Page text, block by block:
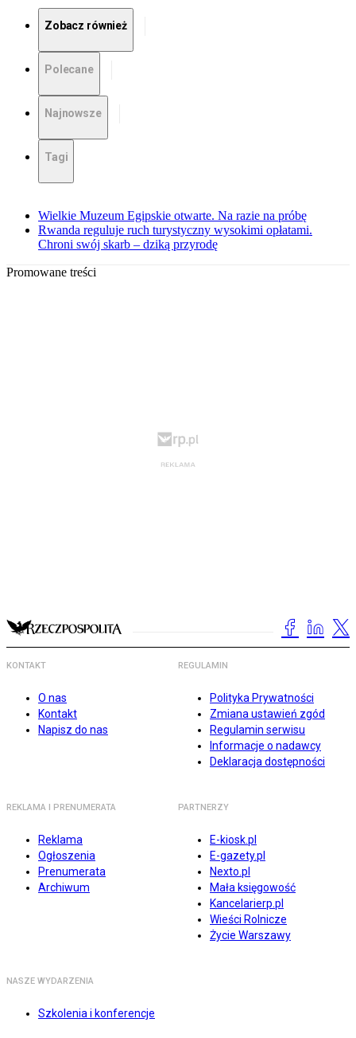
Zobacz również
Polecane
Najnowsze
Tagi
Wielkie Muzeum Egipskie otwarte. Na razie na próbę
Rwanda reguluje ruch turystyczny wysokimi opłatami.
Chroni swój skarb – dziką przyrodę
Promowane treści
KONTAKT
O nas
Kontakt
Napisz do nas
REGULAMIN
Polityka Prywatności
Zmiana ustawień zgód
Regulamin serwisu
Informacje o nadawcy
Deklaracja dostępności
REKLAMA I PRENUMERATA
Reklama
Ogłoszenia
Prenumerata
Archiwum
PARTNERZY
E-kiosk.pl
E-gazety.pl
Nexto.pl
Mała księgowość
Kancelarierp.pl
Wieści Rolnicze
Życie Warszawy
NASZE WYDARZENIA
Szkolenia i konferencje